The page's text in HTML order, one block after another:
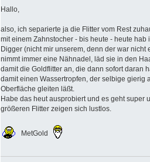
Hallo,
also, ich separierte ja die Flitter vom Rest
mit einem Zahnstocher - bis heute - heute hab
Digger (nicht mir unserem, denn der war
nimmt immer eine Nähnadel, läd sie in den
damit die Goldflitter an, die dann sofort daran
damit einen Wassertropfen, der selbige gierig
Oberfläche gleiten läßt.
Habe das heut ausprobiert und es geht super
größeren Flitter zeigen sich lustlos.
MetGold